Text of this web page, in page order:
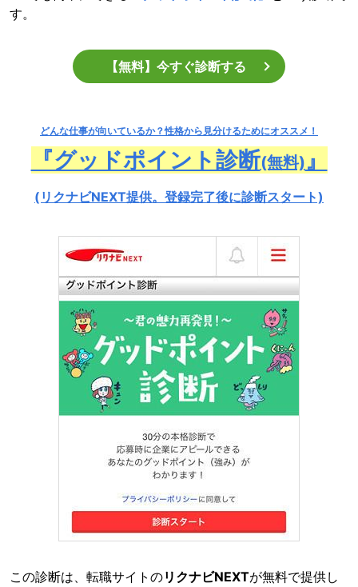
す。
【無料】今すぐ診断する
どんな仕事が向いているか？性格から見分けるためにオススメ！
『グッドポイント診断(無料)』
(リクナビNEXT提供。登録完了後に診断スタート)
この診断は、転職サイトのリクナビNEXTが無料で提供し